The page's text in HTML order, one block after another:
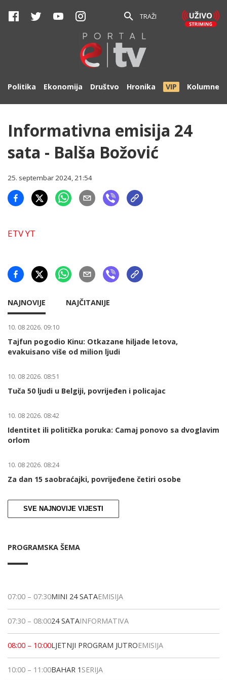
TRAŽI
Politika Ekonomija Društvo Hronika VIP Kolumne
Informativna emisija 24
sata - Balša Božović
25. septembar 2024, 21:54
ETV YT
NAJNOVIJE NAJČITANIJE
10. 08 2026. 09:10
Tajfun pogodio Kinu: Otkazane hiljade letova,
evakuisano više od milion ljudi
10. 08 2026. 08:51
Tuča 50 ljudi u Belgiji, povrijeđen i policajac
10. 08 2026. 08:42
Identitet ili politička poruka: Camaj ponovo sa dvoglavim
orlom
10. 08 2026. 08:24
Za dan 15 saobraćajki, povrijeđene četiri osobe
SVE NAJNOVIJE VIJESTI
PROGRAMSKA ŠEMA
07:00 – 07:30MINI 24 SATAEMISIJA
07:30 – 08:0024 SATAINFORMATIVA
08:00 – 10:00LJETNJI PROGRAM JUTROEMISIJA
10:00 – 11:00BAHAR 1 SERIJA